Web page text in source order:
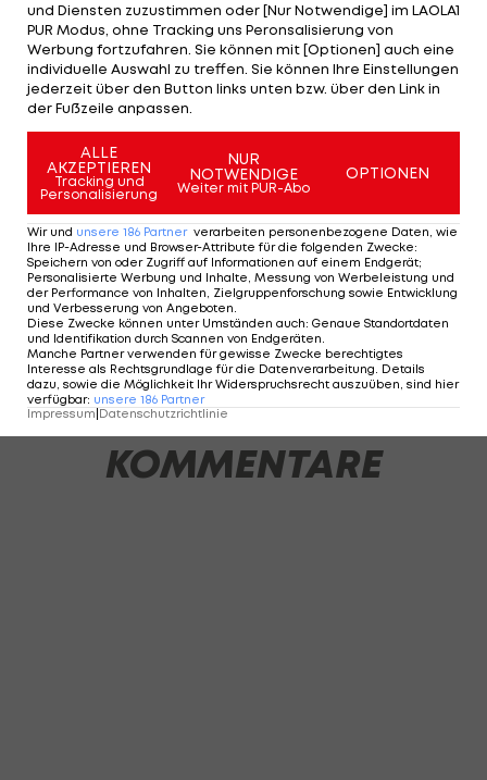
Jahr den Titel bei den Next Gen ATP Finals in
Jeddah, wo er im Endspiel überraschend gegen
den favorisierten Arthur Fils gewinnen konnte. Es
war der krönende Abschluss eines starken Jahres
auf der ATP-Tour. Unter anderem feierte der
Youngster, der in seiner Jugendzeit von
Landsmann Novak Djokovic finanziell unterstützt
wurde, zwei Siege über Dominic Thiem. Bei den
ATP-Turnieren in Gstaad und Astana erreichte er
das Halbfinale.
3 VON 16
KOMMENTARE
und Diensten zuzustimmen oder [Nur Notwendige] im LAOLA1
PUR Modus, ohne Tracking uns Peronsalisierung von
Werbung fortzufahren. Sie können mit [Optionen] auch eine
individuelle Auswahl zu treffen. Sie können Ihre Einstellungen
jederzeit über den Button links unten bzw. über den Link in
der Fußzeile anpassen.
ALLE
AKZEPTIEREN
Tracking und
Personalisierung
NUR
NOTWENDIGE
Weiter mit PUR-Abo
OPTIONEN
Wir und unsere 186 Partner verarbeiten personenbezogene Daten, wie
Ihre IP-Adresse und Browser-Attribute für die folgenden Zwecke:
Speichern von oder Zugriff auf Informationen auf einem Endgerät;
Personalisierte Werbung und Inhalte, Messung von Werbeleistung und
der Performance von Inhalten, Zielgruppenforschung sowie Entwicklung
und Verbesserung von Angeboten.
Diese Zwecke können unter Umständen auch: Genaue Standortdaten
und Identifikation durch Scannen von Endgeräten.
Manche Partner verwenden für gewisse Zwecke berechtigtes
Interesse als Rechtsgrundlage für die Datenverarbeitung. Details
dazu, sowie die Möglichkeit Ihr Widerspruchsrecht auszuüben, sind hier
verfügbar: unsere 186 Partner
Impressum Datenschutzrichtlinie